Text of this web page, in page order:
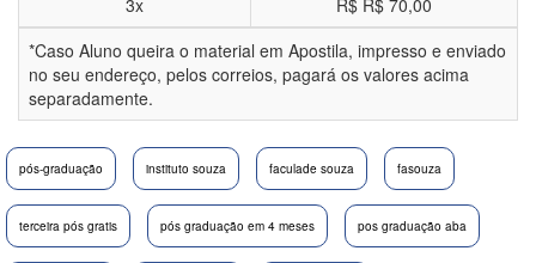
3x R$ R$ 70,00
*Caso Aluno queira o material em Apostila, impresso e enviado
no seu endereço, pelos correios, pagará os valores acima
separadamente.
pós-graduação instituto souza faculade souza fasouza
terceira pós gratis pós graduação em 4 meses pos graduação aba